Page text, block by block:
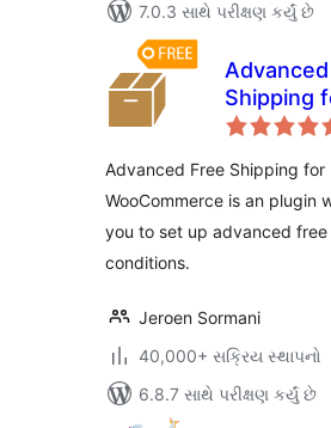
7.0.3 સાથે પરીક્ષણ કર્યું છે
Shipping
Advanced Free Shipping for
WooCommerce is an plugin
you to set up advanced free
conditions.
Jeroen Sormani
40,000+ સક્રિય સ્થાપનો
6.8.7 સાથે પરીક્ષણ કર્યું છે